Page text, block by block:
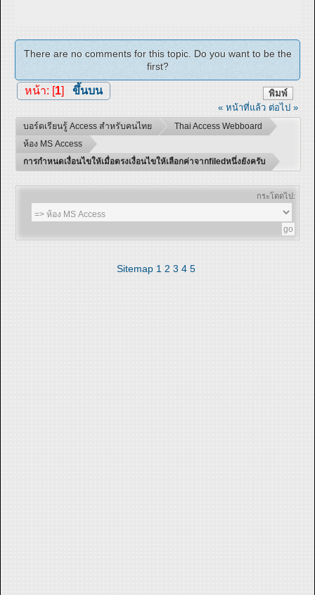
There are no comments for this topic. Do you want to be the
first?
พิมพ์
หน้า: [ 1] ขึ้นบน
« หน้าที่แล้ว ต่อไป »
บอร์ดเรียนรู้ Access สำหรับคนไทย
Thai Access Webboard
ห้อง MS Access
การกำหนดเงื่อนไขให้เมื่อตรงเงื่อนไขให้เลือกค่าจากfiledหนึ่งยังครับ
กระโดดไป:
Sitemap 1 2 3 4 5